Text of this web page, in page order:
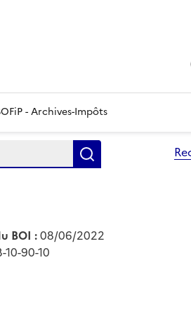
- Archives-Impôts
BOI :08/06/2022
10-90-10